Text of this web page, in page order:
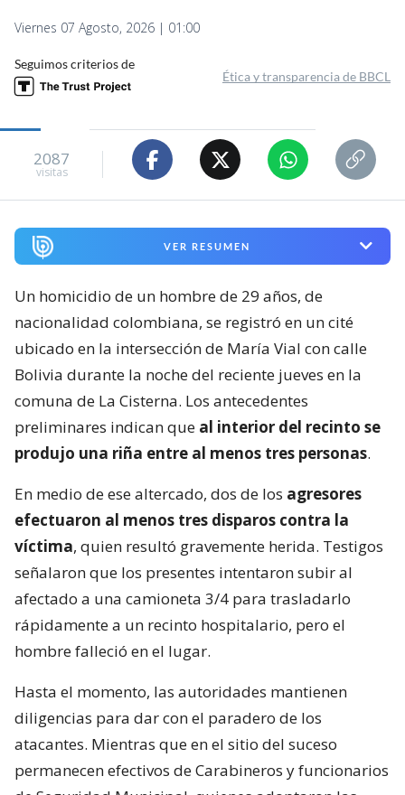
Viernes 07 Agosto, 2026 | 01:00
Seguimos criterios de
Ética y transparencia de BBCL
2087
visitas
VER RESUMEN
Un homicidio de un hombre de 29 años, de
nacionalidad colombiana, se registró en un cité
ubicado en la intersección de María Vial con calle
Bolivia durante la noche del reciente jueves en la
comuna de La Cisterna. Los antecedentes
preliminares indican que al interior del recinto se
produjo una riña entre al menos tres personas.
En medio de ese altercado, dos de los agresores
efectuaron al menos tres disparos contra la
víctima, quien resultó gravemente herida. Testigos
señalaron que los presentes intentaron subir al
afectado a una camioneta 3/4 para trasladarlo
rápidamente a un recinto hospitalario, pero el
hombre falleció en el lugar.
Hasta el momento, las autoridades mantienen
diligencias para dar con el paradero de los
atacantes. Mientras que en el sitio del suceso
permanecen efectivos de Carabineros y funcionarios